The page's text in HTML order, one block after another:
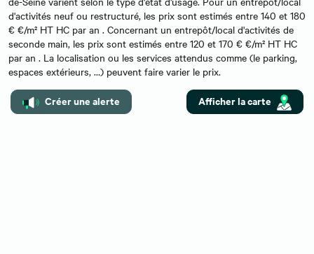
Créer une alerte Afficher la carte
d'activités neuf ou restructuré, les prix sont estimés entre 140 et 180
€ €/m² HT HC par an . Concernant un entrepôt/local d'activités de
seconde main, les prix sont estimés entre 120 et 170 € €/m² HT HC
par an . La localisation ou les services attendus comme (le parking,
espaces extérieurs, …) peuvent faire varier le prix.